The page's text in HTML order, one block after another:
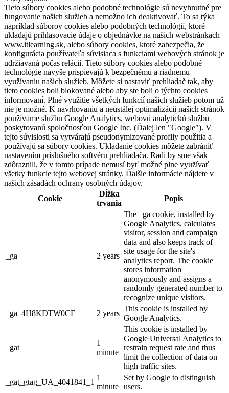
Tieto súbory cookies alebo podobné technológie sú nevyhnutné pre
fungovanie našich služieb a nemožno ich deaktivovať. To sa týka
napríklad súborov cookies alebo podobných technológií, ktoré
ukladajú prihlasovacie údaje o objednávke na našich webstránkach
www.itlearning.sk, alebo súbory cookies, ktoré zabezpečia, že
konfigurácia používateľa súvisiaca s funkciami webových stránok je
udržiavaná počas relácií. Tieto súbory cookies alebo podobné
technológie navyše prispievajú k bezpečnému a riadnemu
využívaniu našich služieb. Môžete si nastaviť prehliadač tak, aby
tieto cookies boli blokované alebo aby ste boli o týchto cookies
informovaní. Plné využitie všetkých funkcií našich služieb potom už
nie je možné. K navrhovaniu a neustálej optimalizácii našich stránok
používame službu Google Analytics, webovú analytickú službu
poskytovanú spoločnosťou Google Inc. (Ďalej len "Google"). V
tejto súvislosti sa vytvárajú pseudonymizované profily použitia a
používajú sa súbory cookies. Ukladanie cookies môžete zabrániť
nastavením príslušného softvéru prehliadača. Radi by sme však
zdôraznili, že v tomto prípade nemusí byť možné plne využívať
všetky funkcie tejto webovej stránky. Ďalšie informácie nájdete v
našich zásadách ochrany osobných údajov.
Cookie
Dĺžka
trvania
Popis
_ga 2 years
The _ga cookie, installed by
Google Analytics, calculates
visitor, session and campaign
data and also keeps track of
site usage for the site's
analytics report. The cookie
stores information
anonymously and assigns a
randomly generated number to
recognize unique visitors.
_ga_4H8KDTW0CE
2 years
This cookie is installed by
Google Analytics.
_gat
1
minute
This cookie is installed by
Google Universal Analytics to
restrain request rate and thus
limit the collection of data on
high traffic sites.
_gat_gtag_UA_4041841_1
1
minute
Set by Google to distinguish
users.